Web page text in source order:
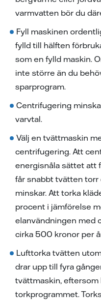
varmvatten bör du
Fyll maskinen
fylld till hälften
som en fylld maskin.
inte större än du
sparprogram.
Centrifugering
varvtal.
Välj en tvättmaskin
centrifugering. Att
energisnåla sättet att
får snabbt tvätten
minskar. Att torka
procent i jämförelse
elanvändningen med
cirka 500 kronor per
Lufttorka tvätten
drar upp till fyra
tvättmaskin,
torkprogrammet.